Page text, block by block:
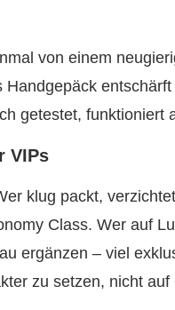
von einem
Handgepäck
getestet, funktioniert
VIPs
klug packt,
Class. Wer auf
ergänzen – viel
zu setzen, nicht auf